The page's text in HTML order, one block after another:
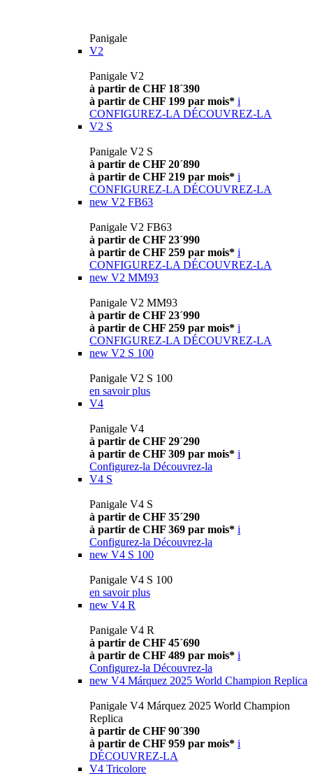
Panigale
V2
Panigale V2
à partir de CHF 18´390
à partir de CHF 199 par mois* i
CONFIGUREZ-LA DÉCOUVREZ-LA
V2 S
Panigale V2 S
à partir de CHF 20´890
à partir de CHF 219 par mois* i
CONFIGUREZ-LA DÉCOUVREZ-LA
new V2 FB63
Panigale V2 FB63
à partir de CHF 23´990
à partir de CHF 259 par mois* i
CONFIGUREZ-LA DÉCOUVREZ-LA
new V2 MM93
Panigale V2 MM93
à partir de CHF 23´990
à partir de CHF 259 par mois* i
CONFIGUREZ-LA DÉCOUVREZ-LA
new V2 S 100
Panigale V2 S 100
en savoir plus
V4
Panigale V4
à partir de CHF 29´290
à partir de CHF 309 par mois* i
Configurez-la Découvrez-la
V4 S
Panigale V4 S
à partir de CHF 35´290
à partir de CHF 369 par mois* i
Configurez-la Découvrez-la
new V4 S 100
Panigale V4 S 100
en savoir plus
new V4 R
Panigale V4 R
à partir de CHF 45´690
à partir de CHF 489 par mois* i
Configurez-la Découvrez-la
new V4 Márquez 2025 World Champion Replica
Panigale V4 Márquez 2025 World Champion
Replica
à partir de CHF 90´390
à partir de CHF 959 par mois* i
DÉCOUVREZ-LA
V4 Tricolore